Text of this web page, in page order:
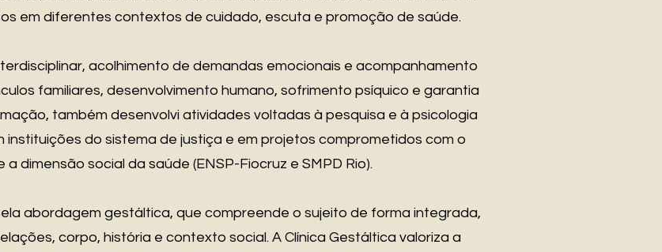
em diferentes contextos de cuidado, escuta e promoção de saúde.
acolhimento de demandas emocionais e acompanhamento
familiares, desenvolvimento humano, sofrimento psíquico e garantia
também desenvolvi atividades voltadas à pesquisa e à psicologia
instituições do sistema de justiça e em projetos comprometidos com o
dimensão social da saúde (ENSP-Fiocruz e SMPD Rio).
abordagem gestáltica, que compreende o sujeito de forma integrada,
corpo, história e contexto social. A Clínica Gestáltica valoriza a